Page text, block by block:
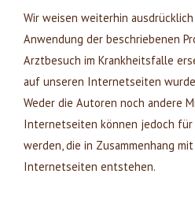
Wir weisen weiterhin
Anwendung der beschriebenen
Arztbesuch im Krankheitsfalle
auf unseren Internetseiten
Weder die Autoren noch andere
Internetseiten können jedoch für
werden, die in Zusammenhang
Internetseiten entstehen.